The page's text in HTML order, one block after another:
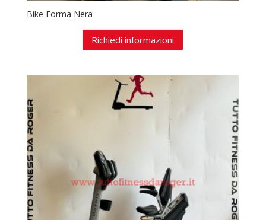
Bike Forma Nera
Richiedi informazioni